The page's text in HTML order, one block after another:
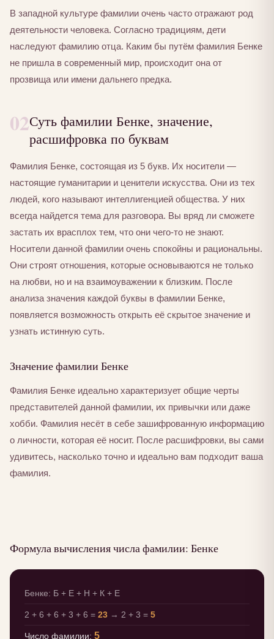
В западной культуре фамилии очень часто отражают род
деятельности человека. Согласно традициям, дети
наследуют фамилию отца. Каким бы путём фамилия Бенке
не пришла в современный мир, происходит она от
прозвища или имени дальнего предка.
02Суть фамилии Бенке, значение,
расшифровка по буквам
Фамилия Бенке, состоящая из 5 букв. Их носители —
настоящие гуманитарии и ценители искусства. Они из тех
людей, кого называют интеллигенцией общества. У них
всегда найдется тема для разговора. Вы вряд ли сможете
застать их врасплох тем, что они чего-то не знают.
Носители данной фамилии очень спокойны и рациональны.
Они строят отношения, которые основываются не только
на любви, но и на взаимоуважении к близким. После
анализа значения каждой буквы в фамилии Бенке,
появляется возможность открыть её скрытое значение и
узнать истинную суть.
Значение фамилии Бенке
Фамилия Бенке идеально характеризует общие черты
представителей данной фамилии, их привычки или даже
хобби. Фамилия несёт в себе зашифрованную информацию
о личности, которая её носит. После расшифровки, вы сами
удивитесь, насколько точно и идеально вам подходит ваша
фамилия.
Формула вычисления числа фамилии: Бенке
Бенке: Б + Е + Н + К + Е
2 + 6 + 6 + 3 + 6 = 23 → 2 + 3 = 5
Число фамилии: 5